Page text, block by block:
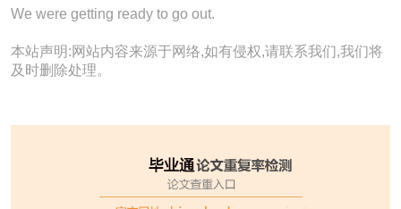
We were getting ready to go out.
本站声明:网站内容来源于网络,如有侵权,请联系我们,我们将
及时删除处理。